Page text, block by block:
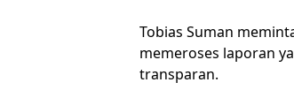
Tobias Suman
memeroses laporan
transparan.